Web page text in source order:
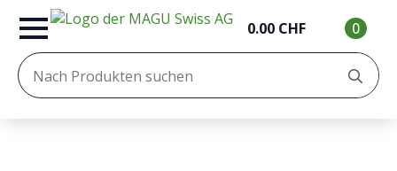
0.00 CHF
0